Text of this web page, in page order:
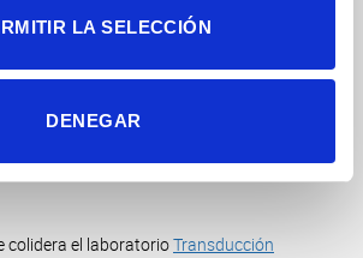
LA SELECCIÓN
DENEGAR
de su propia experiencia, la investigadora
en neurociencia paso a paso y
desde la curiosidad y la investigación deja
colidera el laboratorioTransducción